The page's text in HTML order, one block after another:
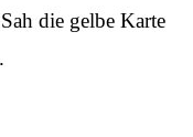
die gelbe Karte